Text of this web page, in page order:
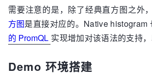
需要注意的是，除了经典直方图之外
方图是直接对应的。Native histogram
的 PromQL 实现增加对该语法的支持
Demo 环境搭建